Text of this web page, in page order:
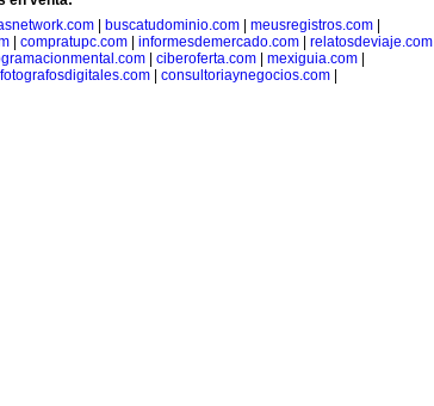
buscatudominio.com meusregistros.com
| compratupc.com| informesdemercado.com| relatosdeviaje.com
| ciberoferta.com| mexiguia.com|
fotografosdigitales.com| consultoriaynegocios.com|